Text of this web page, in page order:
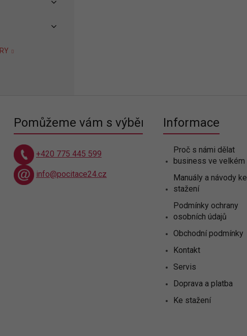
Pomůžeme vám s výběrem
+420 775 445 599
info@pocitace24.cz
Informace
Proč s námi dělat
business ve velkém
Manuály a návody ke
stažení
Podmínky ochrany
osobních údajů
Obchodní podmínky
Kontakt
Servis
Doprava a platba
Ke stažení